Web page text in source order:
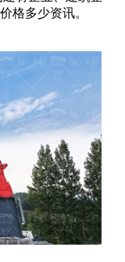
格多少资讯。